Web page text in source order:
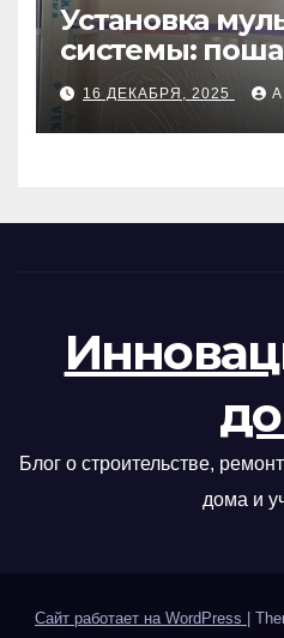
Установка
системы:
руководство
16 ДЕКАБРЯ, 2025
Блог о строительстве,
дома и
Сайт работает на WordPress